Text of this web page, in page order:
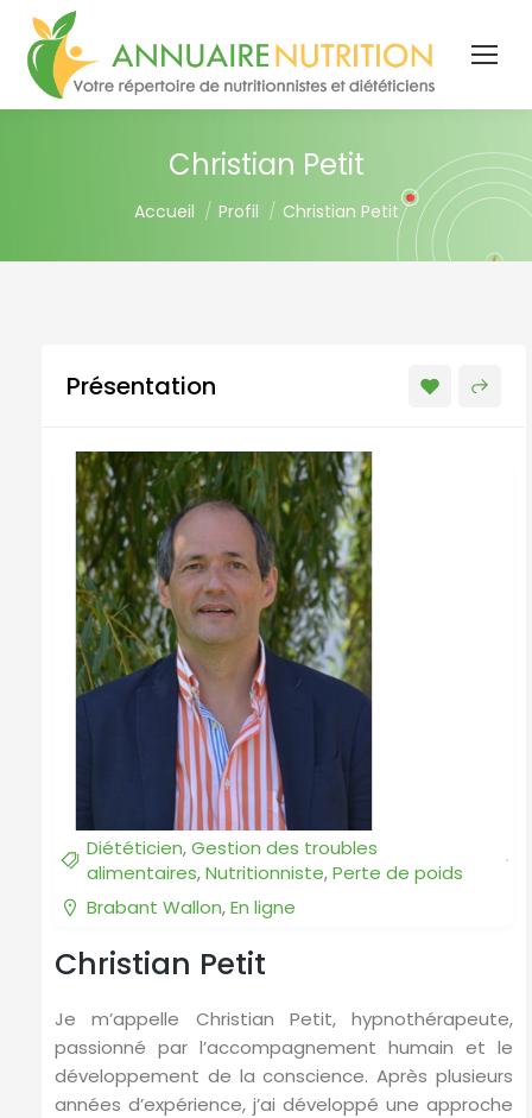
Christian Petit
You are here:
Accueil Profil Christian Petit
Présentation
Diététicien,Gestion des troubles
alimentaires,Nutritionniste,Perte de poids
Brabant Wallon,En ligne
Christian Petit
Je m’appelle Christian Petit, hypnothérapeute,
passionné par l’accompagnement humain et le
développement de la conscience. Après plusieurs
années d’expérience, j’ai développé une approche